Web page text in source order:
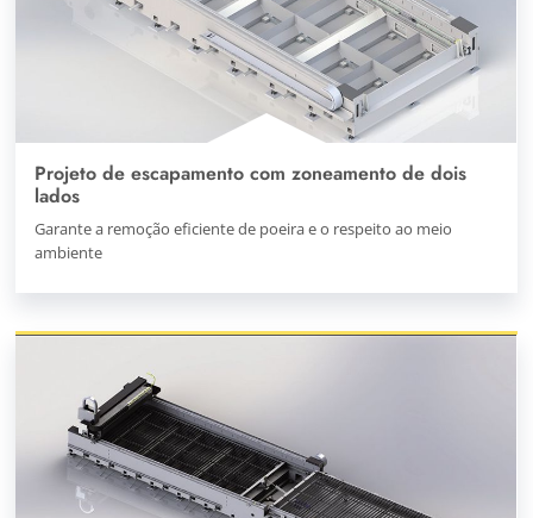
Projeto de escapamento com zoneamento de dois
lados
Garante a remoção eficiente de poeira e o respeito ao meio
ambiente